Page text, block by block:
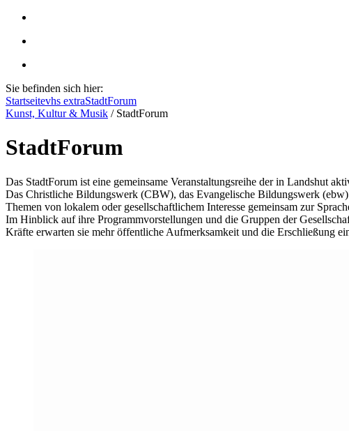
Sie befinden sich hier:
Startseitevhs extraStadtForum
Kunst, Kultur & Musik / StadtForum
StadtForum
Das StadtForum ist eine gemeinsame Veranstaltungsreihe der in Landshut
Das Christliche Bildungswerk (CBW), das Evangelische Bildungswerk
Themen von lokalem oder gesellschaftlichem Interesse gemeinsam zur
Im Hinblick auf ihre Programmvorstellungen und die Gruppen der
Kräfte erwarten sie mehr öffentliche Aufmerksamkeit und die Erschließung